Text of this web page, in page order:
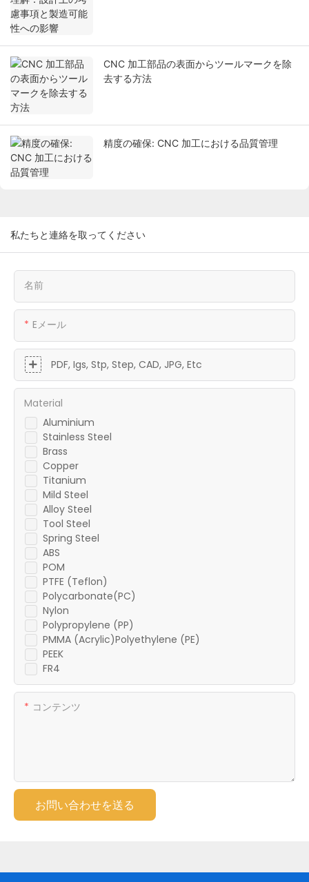
CNC 加工部品の表面からツールマークを除
去する方法
精度の確保: CNC 加工における品質管理
私たちと連絡を取ってください
名前
Eメール
PDF, Igs, Stp, Step, CAD, JPG, Etc
Aluminium
Stainless Steel
Brass
Copper
Titanium
Mild Steel
Alloy Steel
Tool Steel
Spring Steel
ABS
POM
PTFE (Teflon)
Polycarbonate(PC)
Nylon
Polypropylene (PP)
PMMA (Acrylic)Polyethylene (PE)
PEEK
FR4
Material
コンテンツ
お問い合わせを送る